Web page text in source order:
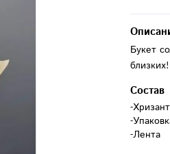
Букет
близких!
Состав
-
-
-Лента